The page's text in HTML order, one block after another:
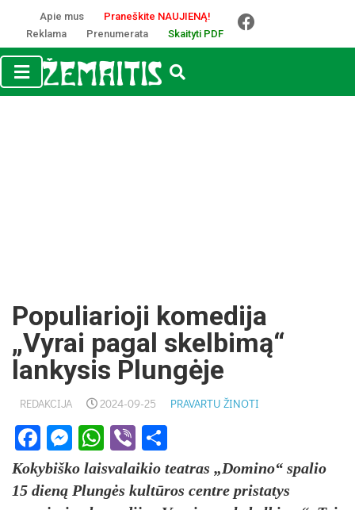
Apie mus
Praneškite NAUJIENĄ!
Reklama
Prenumerata Skaityti PDF
Populiarioji komedija
„Vyrai pagal skelbimą“
lankysis Plungėje
REDAKCIJA 2024-09-25 PRAVARTU ŽINOTI
Facebook
Messenger
WhatsApp
Viber
Kokybiško laisvalaikio teatras „Domino“ spalio
15 dieną Plungės kultūros centre pristatys